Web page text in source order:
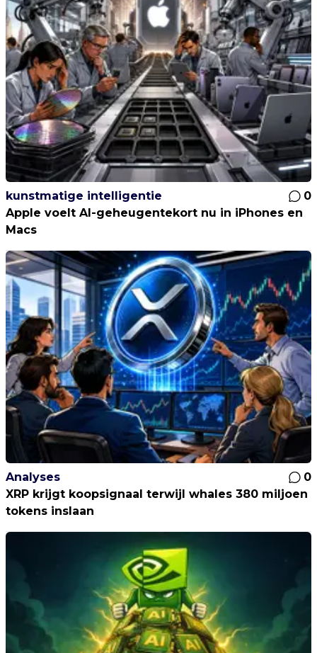
kunstmatige intelligentie
0
Apple voelt AI-geheugentekort nu in iPhones en
Macs
Analyses
0
XRP krijgt koopsignaal terwijl whales 380 miljoen
tokens inslaan